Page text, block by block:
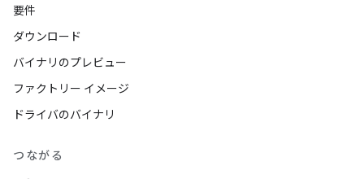
要件
ダウンロード
バイナリのプレビュー
ファクトリー イメージ
ドライバのバイナリ
つながる